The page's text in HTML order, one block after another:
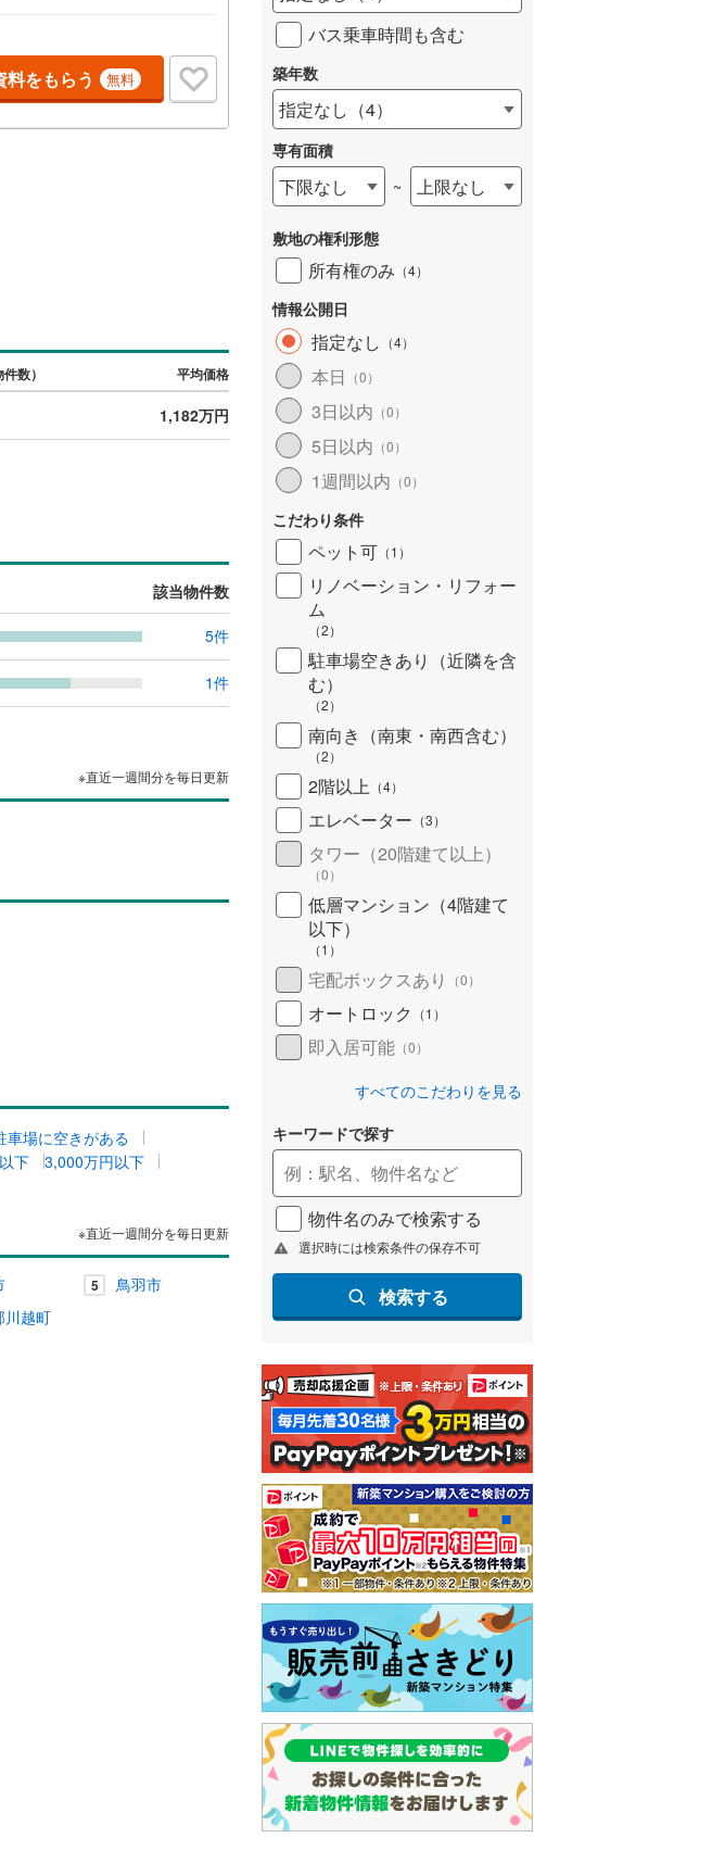
料をもらう 無料
数） 平均価格
1,182万円
該当物件数
5件
1件
※直近一週間分を毎日更新
車場に空きがある
下
3,000万円以下
※直近一週間分を毎日更新
5 鳥羽市
川越町
バス乗車時間も含む
築年数
指定なし （4）
専有面積
下限なし ~ 上限なし
敷地の権利形態
所有権のみ （4）
情報公開日
指定なし （4）
本日 （0）
3日以内 （0）
5日以内 （0）
1週間以内 （0）
こだわり条件
ペット可 （1 ）
リノベーション・リフォー
ム
（2）
駐車場空きあり（近隣を含
む）
（2）
南向き（南東・南西含む）
（2）
2階以上 （4）
エレベーター （3）
タワー（20階建て以上）
（0）
低層マンション（4階建て
以下）
（1 ）
宅配ボックスあり （0）
オートロック （1 ）
即入居可能 （0）
すべてのこだわりを見る
キーワードで探す
物件名のみで検索する
選択時には検索条件の保存不可
検索する
詳しく見る